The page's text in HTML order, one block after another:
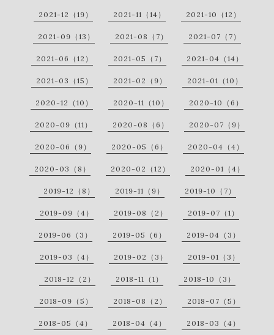
2021-12（19） 2021-11（14） 2021-10（12）
2021-09（13） 2021-08（7） 2021-07（7）
2021-06（12） 2021-05（7） 2021-04（14）
2021-03（15） 2021-02（9） 2021-01（10）
2020-12（10） 2020-11（10） 2020-10（6）
2020-09（11） 2020-08（6） 2020-07（9）
2020-06（9） 2020-05（6） 2020-04（4）
2020-03（8） 2020-02（12） 2020-01（4）
2019-12（8） 2019-11（9） 2019-10（7）
2019-09（4） 2019-08（2） 2019-07（1）
2019-06（3） 2019-05（6） 2019-04（3）
2019-03（4） 2019-02（3） 2019-01（3）
2018-12（2） 2018-11（1） 2018-10（3）
2018-09（5） 2018-08（2） 2018-07（5）
2018-05（4） 2018-04（4） 2018-03（4）